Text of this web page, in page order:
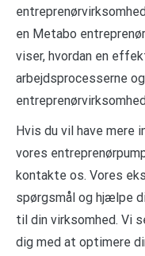
en Metabo
viser, hvordan en
arbejdsprocesserne
Hvis du vil have mere
vores
kontakte os. Vores
spørgsmål og hjælpe
til din virksomhed. Vi
dig med at optimere